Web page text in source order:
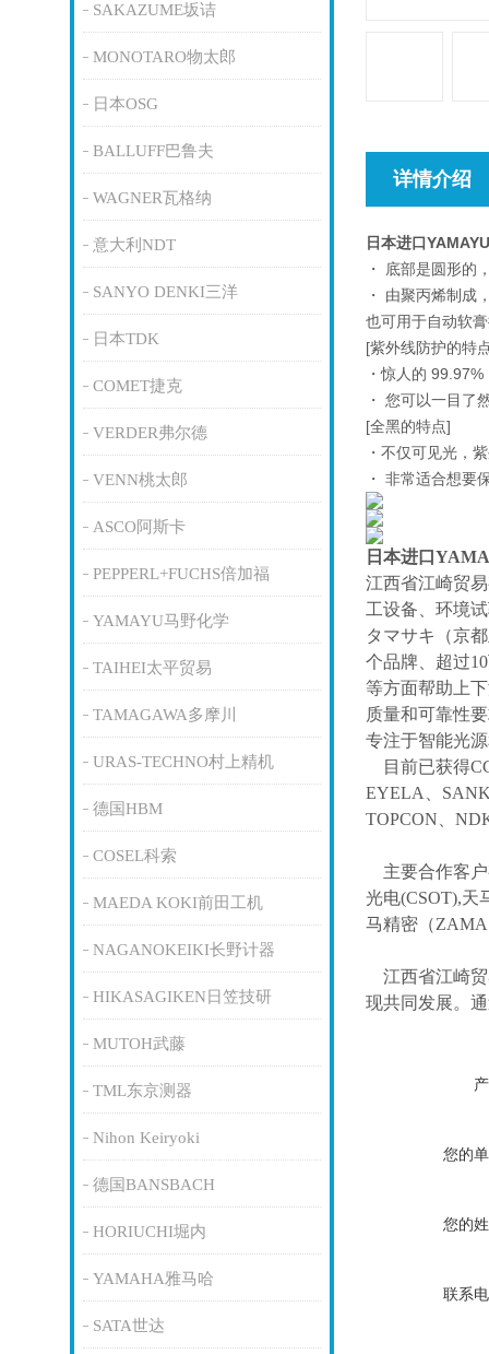
SAKAZUME坂诘
MONOTARO物太郎
日本OSG
BALLUFF巴鲁夫
WAGNER瓦格纳
意大利NDT
SANYO DENKI三洋
日本TDK
COMET捷克
VERDER弗尔德
VENN桃太郎
ASCO阿斯卡
PEPPERL+FUCHS倍加福
YAMAYU马野化学
TAIHEI太平贸易
TAMAGAWA多摩川
URAS-TECHNO村上精机
德国HBM
COSEL科索
MAEDA KOKI前田工机
NAGANOKEIKI长野计器
HIKASAGIKEN日笠技研
MUTOH武藤
TML东京测器
Nihon Keiryoki
德国BANSBACH
HORIUCHI堀内
YAMAHA雅马哈
SATA世达
详情介绍
日本进口
・ 底部是圆形的
・ 由聚丙烯制成
也可用于自动软
[紫外线防护的特
・惊人的
・ 您可以一目了
[全黑的特点]
・不仅可见光，
・ 非常适合想要
日本进口
江西省江崎贸
工设备、环境
タマサキ（京
个品牌、超过
等方面帮助上
质量和可靠性
专注于智能光
目前已获得
EYELA、
TOPCON、
主要合作客
光电(CSOT),天
马精密（
江西省江崎
现共同发展。
您的
您的
联系